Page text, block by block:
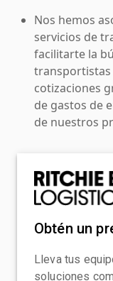
Nos hemos
servicios de
facilitarte la
transportistas
cotizaciones
de gastos de
de nuestros
Obtén un
Lleva tus
soluciones